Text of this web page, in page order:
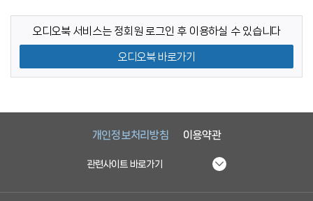
오디오북 서비스는 정회원 로그인 후 이용하실 수 있습니다
오디오북 바로가기
개인정보처리방침 이용약관
관련사이트 바로가기